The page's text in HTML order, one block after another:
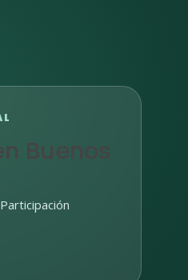
Buenos